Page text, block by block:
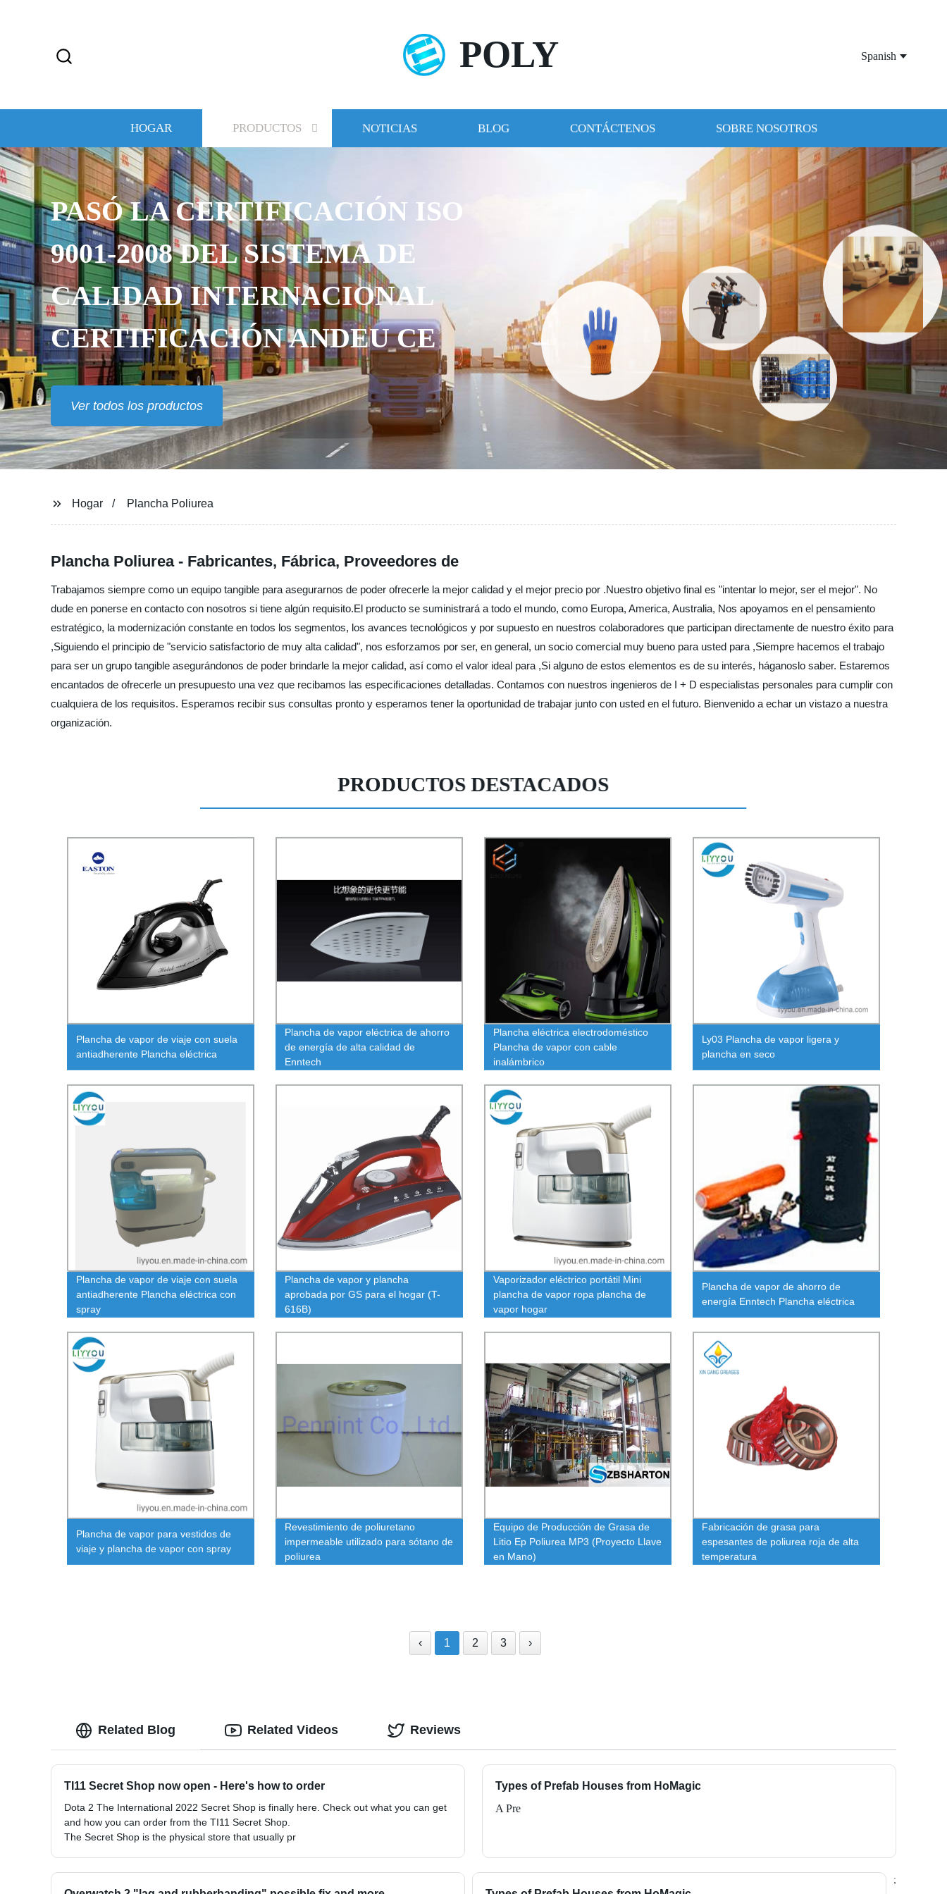
POLY Spanish
HOGAR PRODUCTOS NOTICIAS BLOG CONTÁCTENOS SOBRE NOSOTROS
PASÓ LA CERTIFICACIÓN ISO
9001-2008 DEL SISTEMA DE
CALIDAD INTERNACIONAL
CERTIFICACIÓN ANDEU CE
Ver todos los productos
Hogar Plancha Poliurea
Plancha Poliurea - Fabricantes, Fábrica, Proveedores de
Trabajamos siempre como un equipo tangible para asegurarnos de poder ofrecerle la mejor calidad y el mejor precio por .Nuestro objetivo final es "intentar lo mejor, ser el mejor". No
dude en ponerse en contacto con nosotros si tiene algún requisito.El producto se suministrará a todo el mundo, como Europa, America, Australia, Nos apoyamos en el pensamiento
estratégico, la modernización constante en todos los segmentos, los avances tecnológicos y por supuesto en nuestros colaboradores que participan directamente de nuestro éxito para
,Siguiendo el principio de "servicio satisfactorio de muy alta calidad", nos esforzamos por ser, en general, un socio comercial muy bueno para usted para ,Siempre hacemos el trabajo
para ser un grupo tangible asegurándonos de poder brindarle la mejor calidad, así como el valor ideal para ,Si alguno de estos elementos es de su interés, háganoslo saber. Estaremos
encantados de ofrecerle un presupuesto una vez que recibamos las especificaciones detalladas. Contamos con nuestros ingenieros de I + D especialistas personales para cumplir con
cualquiera de los requisitos. Esperamos recibir sus consultas pronto y esperamos tener la oportunidad de trabajar junto con usted en el futuro. Bienvenido a echar un vistazo a nuestra
organización.
PRODUCTOS DESTACADOS
Plancha de vapor de viaje con suela
antiadherente Plancha eléctrica
Plancha de vapor eléctrica de ahorro
de energía de alta calidad de
Enntech
Plancha eléctrica electrodoméstico
Plancha de vapor con cable
inalámbrico
Ly03 Plancha de vapor ligera y
plancha en seco
Plancha de vapor de viaje con suela
antiadherente Plancha eléctrica con
spray
Plancha de vapor y plancha
aprobada por GS para el hogar (T-
616B)
Vaporizador eléctrico portátil Mini
plancha de vapor ropa plancha de
vapor hogar
Plancha de vapor de ahorro de
energía Enntech Plancha eléctrica
Plancha de vapor para vestidos de
viaje y plancha de vapor con spray
Revestimiento de poliuretano
impermeable utilizado para sótano de
poliurea
Equipo de Producción de Grasa de
Litio Ep Poliurea MP3 (Proyecto Llave
en Mano)
Fabricación de grasa para
espesantes de poliurea roja de alta
temperatura
‹ 1 2 3 ›
Related Blog
TI11 Secret Shop now open - Here's how to order
Dota 2 The International 2022 Secret Shop is finally here. Check out what you can get
and how you can order from the TI11 Secret Shop.
The Secret Shop is the physical store that usually pr
Types of Prefab Houses from HoMagic
A Pre
;
Related Videos Reviews